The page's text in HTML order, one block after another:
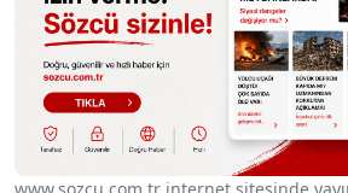
www.sozcu.com.tr internet sitesinde